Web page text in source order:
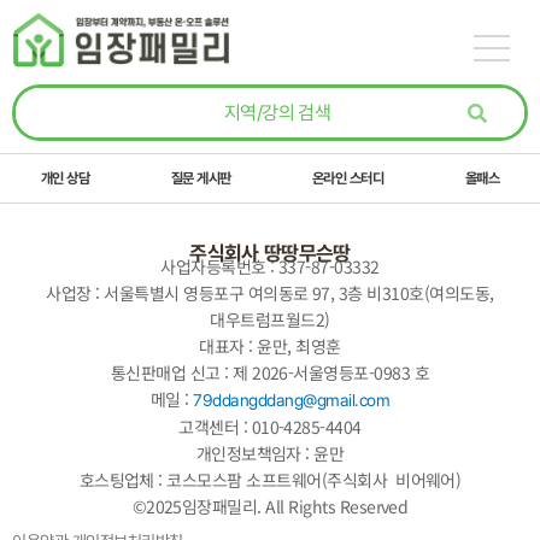
콘텐츠로
건너뛰기
개인 상담 질문 게시판 온라인 스터디 올패스
주식회사 땅땅무슨땅
사업자등록번호 : 337-87-03332
사업장 : 서울특별시 영등포구 여의동로 97, 3층 비310호(여의도동,
대우트럼프월드2)
대표자 : 윤만, 최영훈
통신판매업 신고 : 제 2026-서울영등포-0983 호
메일 :79ddangddang@gmail.com
고객센터 : 010-4285-4404
개인정보책임자 : 윤만
호스팅업체 : 코스모스팜 소프트웨어(주식회사 비어웨어)
©2025임장패밀리. All Rights Reserved